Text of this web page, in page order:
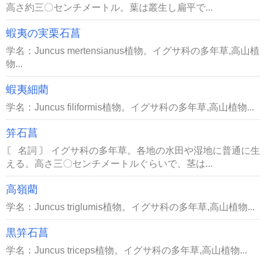
高さ約三〇センチメートル。葉は叢生し扁平で...
蝦夷の実栗石菖
学名：Juncus mertensianus植物。イグサ科の多年草,高山植
物...
蝦夷細藺
学名：Juncus filiformis植物。イグサ科の多年草,高山植物...
笄石菖
〘 名詞 〙 イグサ科の多年草。各地の水田や湿地に普通に生
える。高さ三〇センチメートルぐらいで、茎は...
高嶺藺
学名：Juncus triglumis植物。イグサ科の多年草,高山植物...
黒笄石菖
学名：Juncus triceps植物。イグサ科の多年草,高山植物...